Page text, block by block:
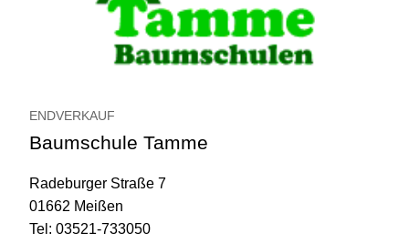
ENDVERKAUF
Baumschule Tamme
Radeburger Straße 7
01662 Meißen
Tel: 03521-733050